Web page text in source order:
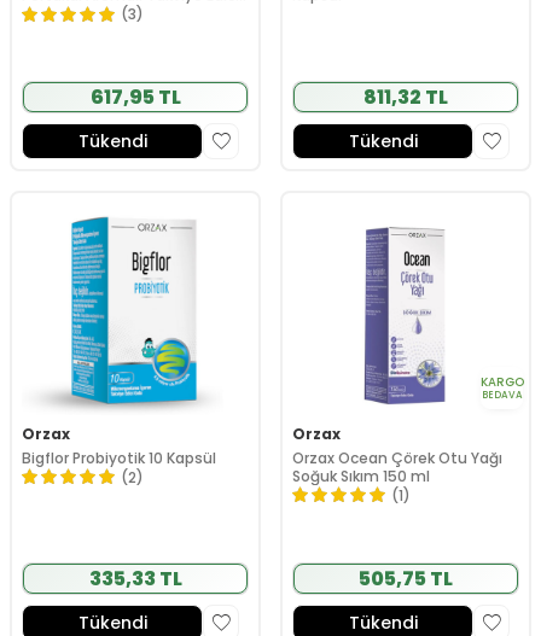
Şurup 150 ml 2.'si %50 İNDİRİMLİ
(3)
617,95 TL
Tükendi
811,32 TL
Tükendi
Orzax
Bigflor Probiyotik 10 Kapsül
(2)
335,33 TL
Tükendi
KARGO
BEDAVA
Orzax
Orzax Ocean Çörek Otu Yağı
Soğuk Sıkım 150 ml
(1)
505,75 TL
Tükendi